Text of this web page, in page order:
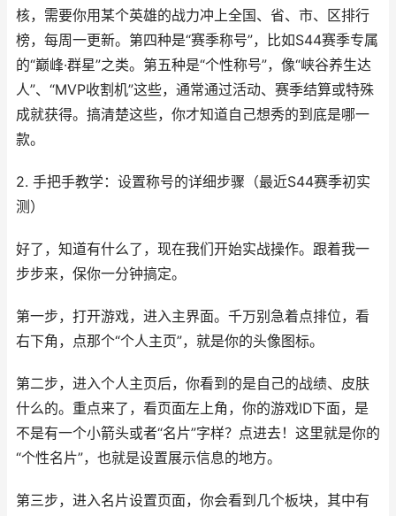
核，需要你用某个英雄的战力冲上全国、省、市、区排行
榜，每周一更新。第四种是“赛季称号”，比如S44赛季专属
的“巅峰·群星”之类。第五种是“个性称号”，像“峡谷养生达
人”、“MVP收割机”这些，通常通过活动、赛季结算或特殊
成就获得。搞清楚这些，你才知道自己想秀的到底是哪一
款。
2. 手把手教学：设置称号的详细步骤（最近S44赛季初实
测）
好了，知道有什么了，现在我们开始实战操作。跟着我一
步步来，保你一分钟搞定。
第一步，打开游戏，进入主界面。千万别急着点排位，看
右下角，点那个“个人主页”，就是你的头像图标。
第二步，进入个人主页后，你看到的是自己的战绩、皮肤
什么的。重点来了，看页面左上角，你的游戏ID下面，是
不是有一个小箭头或者“名片”字样？点进去！这里就是你的
“个性名片”，也就是设置展示信息的地方。
第三步，进入名片设置页面，你会看到几个板块，其中有